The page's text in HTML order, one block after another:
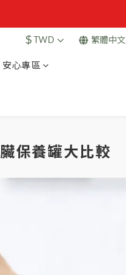
情 →
詳情 →$ TWD 繁體中文
安心專區
保養罐大比較